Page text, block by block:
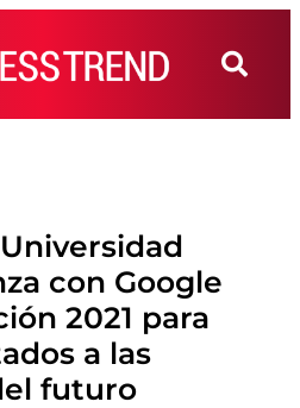
con Google
2021 para
a las
futuro